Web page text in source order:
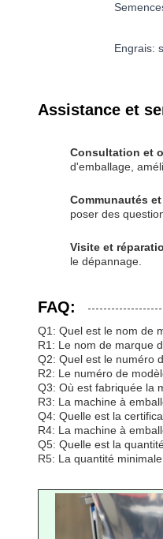
Engrais:
Assistance et
Consultation et
d'emballage,
Communautés
poser des
Visite et
le dépannage.
FAQ:
Q1: Quel est le nom de
R1: Le nom de marque
Q2: Quel est le numéro
R2: Le numéro de
Q3: Où est fabriquée la
R3: La machine à
Q4: Quelle est la
R4: La machine à
Q5: Quelle est la
R5: La quantité